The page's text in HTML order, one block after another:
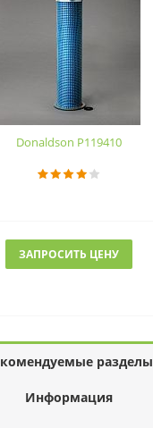
Donaldson P119410
ЗАПРОСИТЬ ЦЕНУ
разделы
Информация